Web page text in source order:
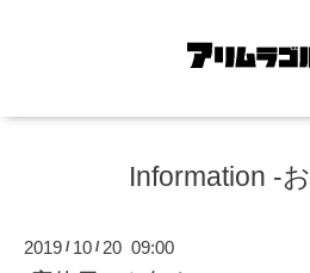
Information -
2019 / 10 / 20 09:00